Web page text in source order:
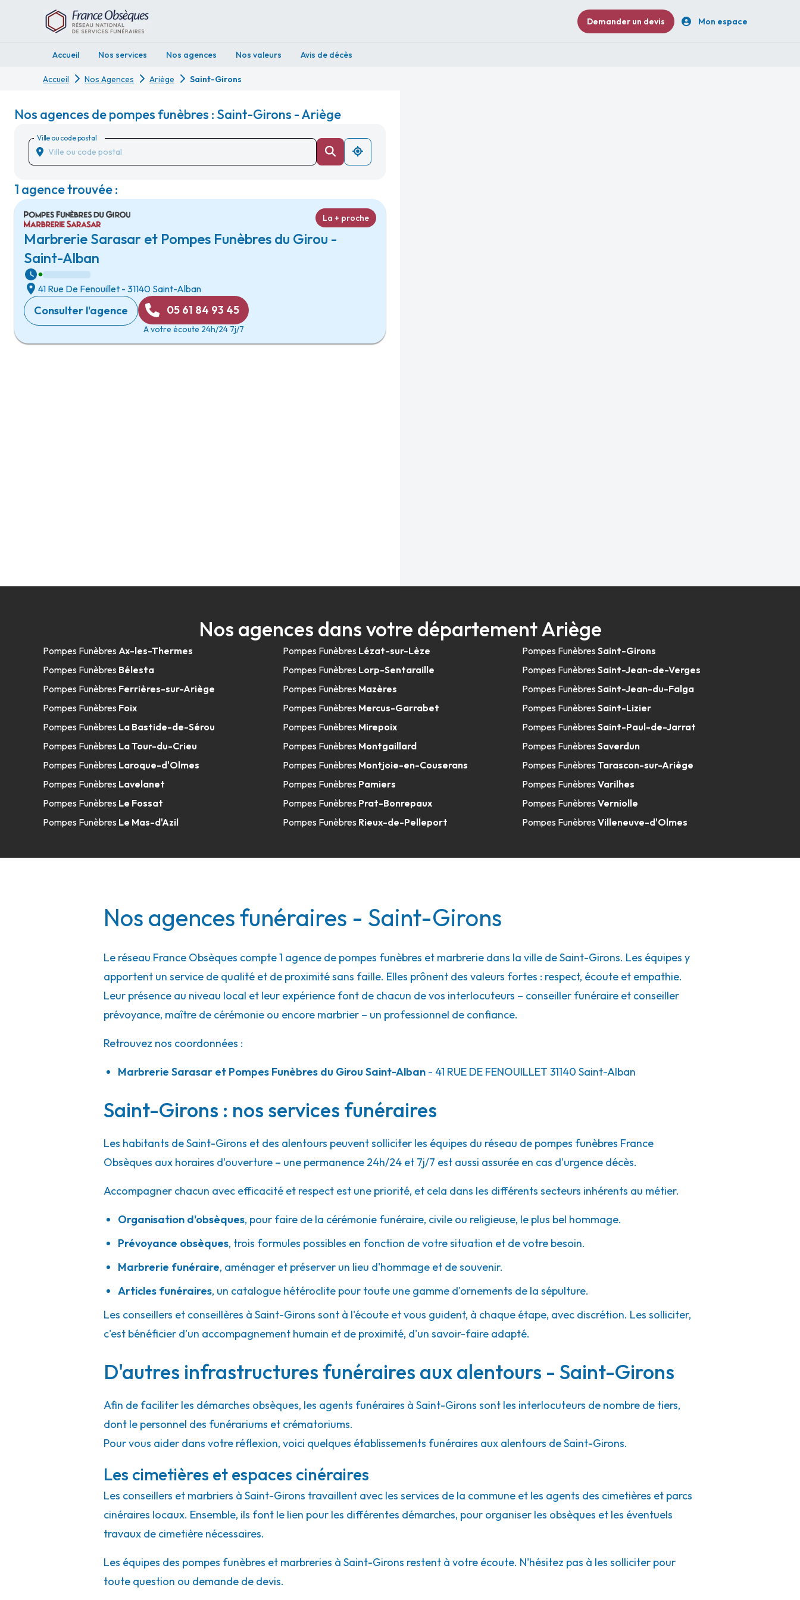
Demander un devis Mon espace
Accueil Nos services Nos agences Nos valeurs Avis de décès
Accueil Nos Agences Ariège Saint-Girons
Nos agences de pompes funèbres : Saint-Girons - Ariège
Ville ou code postal
1 agence trouvée :
Marbrerie Sarasar et Pompes Funèbres du Girou -
Saint-Alban
La + proche
41 Rue De Fenouillet - 31140 Saint-Alban
Consulter l'agence 05 61 84 93 45
A votre écoute 24h/24 7j/7
Nos agences dans votre département Ariège
Pompes Funèbres Ax-les-Thermes
Pompes Funèbres Bélesta
Pompes Funèbres Ferrières-sur-Ariège
Pompes Funèbres Foix
Pompes Funèbres La Bastide-de-Sérou
Pompes Funèbres La Tour-du-Crieu
Pompes Funèbres Laroque-d'Olmes
Pompes Funèbres Lavelanet
Pompes Funèbres Le Fossat
Pompes Funèbres Le Mas-d'Azil
Pompes Funèbres Lézat-sur-Lèze
Pompes Funèbres Lorp-Sentaraille
Pompes Funèbres Mazères
Pompes Funèbres Mercus-Garrabet
Pompes Funèbres Mirepoix
Pompes Funèbres Montgaillard
Pompes Funèbres Montjoie-en-Couserans
Pompes Funèbres Pamiers
Pompes Funèbres Prat-Bonrepaux
Pompes Funèbres Rieux-de-Pelleport
Pompes FunèbresSaint-Girons
Pompes FunèbresSaint-Jean-de-Verges
Pompes FunèbresSaint-Jean-du-Falga
Pompes FunèbresSaint-Lizier
Pompes FunèbresSaint-Paul-de-Jarrat
Pompes FunèbresSaverdun
Pompes FunèbresTarascon-sur-Ariège
Pompes FunèbresVarilhes
Pompes FunèbresVerniolle
Pompes FunèbresVilleneuve-d'Olmes
Nos agences funéraires - Saint-Girons
Le réseau France Obsèques compte 1 agence de pompes funèbres et marbrerie dans la ville de Saint-Girons. Les équipes y
apportent un service de qualité et de proximité sans faille. Elles prônent des valeurs fortes : respect, écoute et empathie.
Leur présence au niveau local et leur expérience font de chacun de vos interlocuteurs – conseiller funéraire et conseiller
prévoyance, maître de cérémonie ou encore marbrier – un professionnel de confiance.
Retrouvez nos coordonnées :
Marbrerie Sarasar et Pompes Funèbres du Girou Saint-Alban - 41 RUE DE FENOUILLET 31140 Saint-Alban
Saint-Girons : nos services funéraires
Les habitants de Saint-Girons et des alentours peuvent solliciter les équipes du réseau de pompes funèbres France
Obsèques aux horaires d'ouverture – une permanence 24h/24 et 7j/7 est aussi assurée en cas d'urgence décès.
Accompagner chacun avec efficacité et respect est une priorité, et cela dans les différents secteurs inhérents au métier.
Organisation d'obsèques, pour faire de la cérémonie funéraire, civile ou religieuse, le plus bel hommage.
Prévoyance obsèques, trois formules possibles en fonction de votre situation et de votre besoin.
Marbrerie funéraire, aménager et préserver un lieu d'hommage et de souvenir.
Articles funéraires, un catalogue hétéroclite pour toute une gamme d'ornements de la sépulture.
Les conseillers et conseillères à Saint-Girons sont à l'écoute et vous guident, à chaque étape, avec discrétion. Les solliciter,
c'est bénéficier d'un accompagnement humain et de proximité, d'un savoir-faire adapté.
D'autres infrastructures funéraires aux alentours - Saint-Girons
Afin de faciliter les démarches obsèques, les agents funéraires à Saint-Girons sont les interlocuteurs de nombre de tiers,
dont le personnel des funérariums et crématoriums.
Pour vous aider dans votre réflexion, voici quelques établissements funéraires aux alentours de Saint-Girons.
Les cimetières et espaces cinéraires
Les conseillers et marbriers à Saint-Girons travaillent avec les services de la commune et les agents des cimetières et parcs
cinéraires locaux. Ensemble, ils font le lien pour les différentes démarches, pour organiser les obsèques et les éventuels
travaux de cimetière nécessaires.
Les équipes des pompes funèbres et marbreries à Saint-Girons restent à votre écoute. N'hésitez pas à les solliciter pour
toute question ou demande de devis.